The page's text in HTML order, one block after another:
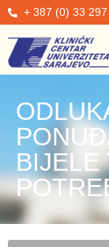
+ 387 (0) 33
BIJELE